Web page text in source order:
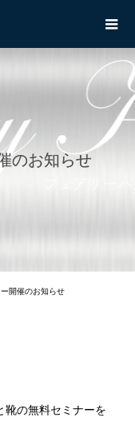
のお知らせ
開催のお知らせ
靴の無料セミナーを